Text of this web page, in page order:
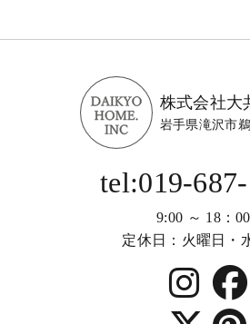
株式会社大
岩手県滝沢市
tel:019-
9:00 ～ 18：00
定休日：火曜日・